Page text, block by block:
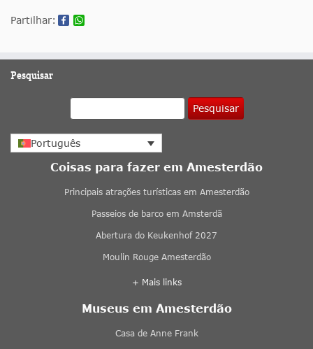
Partilhar:
Pesquisar
Pesquisar
Português
Coisas para fazer em Amesterdão
Principais atrações turísticas em Amesterdão
Passeios de barco em Amsterdã
Abertura do Keukenhof 2027
Moulin Rouge Amesterdão
+ Mais links
Museus em Amesterdão
Casa de Anne Frank